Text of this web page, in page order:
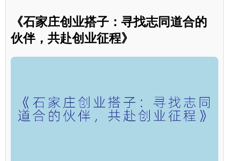
《石家庄创业搭子：寻找志同道合的
伙伴，共赴创业征程》